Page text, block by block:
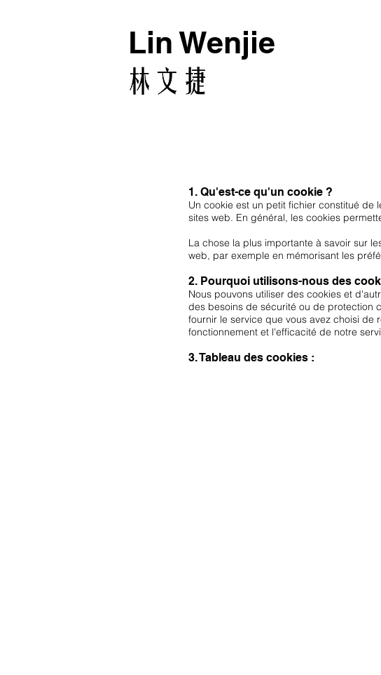
Lin Wenjie
1. Qu'est-ce qu'un cookie ?
Un cookie est un petit fichier constitué
sites web. En général, les cookies
La chose la plus importante à savoir sur
web, par exemple en mémorisant les
2. Pourquoi utilisons-nous des
Nous pouvons utiliser des cookies et
des besoins de sécurité ou de protection
fournir le service que vous avez choisi de
fonctionnement et l'efficacité de notre
3. Tableau des cookies :